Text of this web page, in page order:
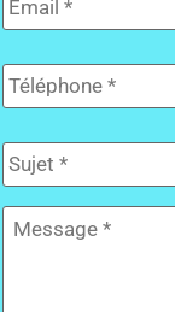
mail *
Téléphone *
Sujet *
Message *